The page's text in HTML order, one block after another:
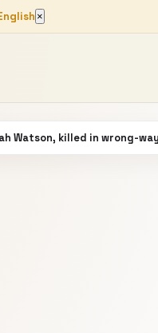
×
Watson, killed in wrong-